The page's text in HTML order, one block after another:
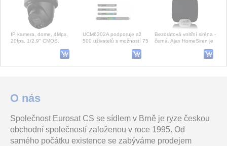
IP kamera, dome, 4Mpx,
20fps, 1/2,9" CMOS,
WDR, IR + whiteLED 30m,
UCM6302A podporuje až
500 uživatelů s možností 75
Bezdrátová vnitřní siréna -
černá. Ajax HomeSiren je
Ajax LineSplit Fibra je
modul, který rozdělí jedno
vedení Fibry na čtyři. Každá
výstupní l
Instalační krabice, pod
dome kamery, pro Dahua
HDBW(FP/EMP), černá
4MPix IP Turret kamera; IR
40m, mikrofon, IP67
O nás
Společnost Eurosat CS se sídlem v Brně je ryze českou
obchodní společností založenou v roce 1995. Od
samého počátku existence se zabýváme prodejem